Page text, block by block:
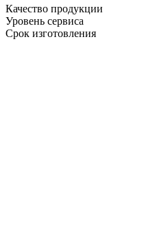
Качество продукции
Уровень сервиса
Срок изготовления